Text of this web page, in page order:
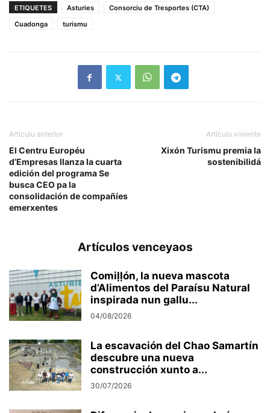
ETIQUETES Asturies
Consorciu de Tresportes (CTA)
Cuadonga
turismu
Artículu anterior
El Centru Européu
d’Empresas llanza la cuarta
edición del programa Se
busca CEO pa la
consolidación de compañíes
emerxentes
Artículu viniente
Xixón Turismu premia la
sostenibilidá
Artículos venceyaos
Comiḷḷón, la nueva mascota
d’Alimentos del Paraísu Natural
inspirada nun gallu...
04/08/2026
La escavación del Chao Samartín
descubre una nueva
construcción xunto a...
30/07/2026